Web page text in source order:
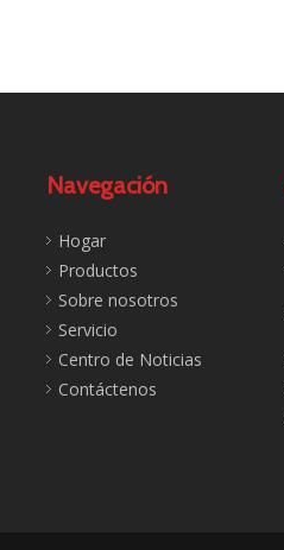
Navegación
Hogar
Productos
Sobre nosotros
Servicio
Centro de Noticias
Contáctenos